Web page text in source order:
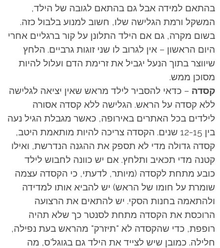
בהתאם למידה אבל גם בהתאם לגובה של הילד,
המשקל ורמת הגלישה שלו, חשוב למנוע בלבול כזה.
בשום מקרה, גם אם הילד התלונן על קור ברגליים אחרי
היום הראשון – אין לגרוב לו שני זוגות גרביים. הלחץ
שיווצר בתוך הנעל יגביל את זרימת הדם ועלול להיות
מסוכן ממש.
קסדה – כדאי להסביר לילד מראש שאין יציאה לגלישה
ללא קסדה על הראש. הגלישה ללא קסדה אסורה
לילדים בכל האתרים באירופה, כאשר מגבלת הגיל נעה
בין 12-15 שנים. הקסדה צריכה להיות מותאמת היטב,
קסדה גדולה מדי לא תספק את ההגנה הנדרשת, ואילו
קטנה מדי תכאיב ותלחץ. אם יש כוונה לחבוש לילד
כובע מתחת לקסדה (מיותר, לדעתי, כי הקסדה עצמה
שומרת על חומו של הראש) יש להביא אותו למדידה
ולהתאמה בחנות הסקי. יש להתאים את הרצועה
הרוכסת את הקסדה מתחת לסנטר כך שלא תהיה
רופפת, כדי שהקסדה לא "תיזרק" מהראש בעת נפילה,
חלילה. כמובן שיש לצייד את הילד גם בגוגל'ס, מה